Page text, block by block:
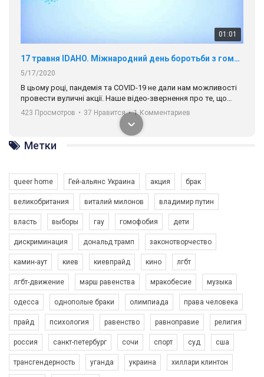
01:01
17 травня IDAHO. Міжнародний день боротьби з гомофобією трансфобією і біфобія.
5/17/2020
В цьому році, пандемія та COVІD-19 не дали нам можливості
провести вуличні акції. Наше відео-звернення про те, що
навіть коли ми у різних містах та не можемо зустрінеться, ми
разом. Ми закликаємо всіх хто поділяє цінності рівності та
солідарності, приєднатися до нас. Регіональні підрозділи
ГАУ є в 16 областях України.
Разом наш голос лунає гучніше!
423 Просмотров • 37 Нравится • 1 Комментариев
Зупинимо насильство проти ЛГБТ в Україні! Stop violence against LGBT in Ukraine!
6/30/2017
Емоційний та вражаючий промо-ролік на конкурс PACT, який
представляє програму "Гей-альянс Україна" з протидії
насильству проти ЛГБТ в Україні.
Ми просимо вашої підтримки, щоб реалізувати нашу
програму з боротьби з насильством проти ЛГБТ в Україні.
1.9K Просмотров • 226 Нравится • 5 Комментариев
Метки
queer home Гей-альянс Украина акция брак
великобритания виталий милонов владимир путин
власть выборы гау гомофобия дети
дискриминация дональд трамп законотворчество
камин-аут киев киевпрайд кино лгбт
лгбт-движение марш равенства мракобесие музыка
одесса однополые браки олимпиада права человека
прайд психология равенство равноправие религия
россия санкт-петербург сочи спорт суд сша
трансгендерность уганда украина хиллари клинтон